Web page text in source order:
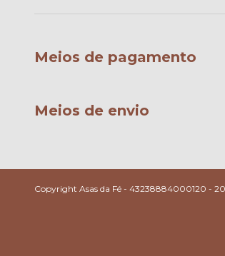
Meios de pagamento
Meios de envio
Copyright Asas da Fé - 43238884000120 -